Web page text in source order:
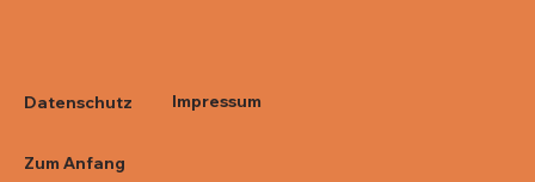
Datenschutz
Zum Anfang
Impressum